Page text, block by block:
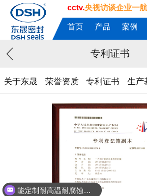
cctv.央视访谈企业一
首页 产品 案例
专利证书
关于东晟 荣誉资质 专利证书 生产